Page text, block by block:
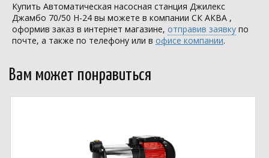
Купить Автоматическая насосная станция Джилекс
Джамбо 70/50 Н-24 вы можете в компании СК АКВА ,
оформив заказ в интернет магазине, отправив заявку по
почте, а также по телефону или в офисе компании.
Вам может понравиться